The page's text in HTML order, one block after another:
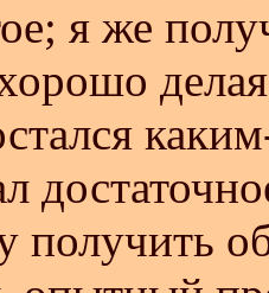
я же
получить